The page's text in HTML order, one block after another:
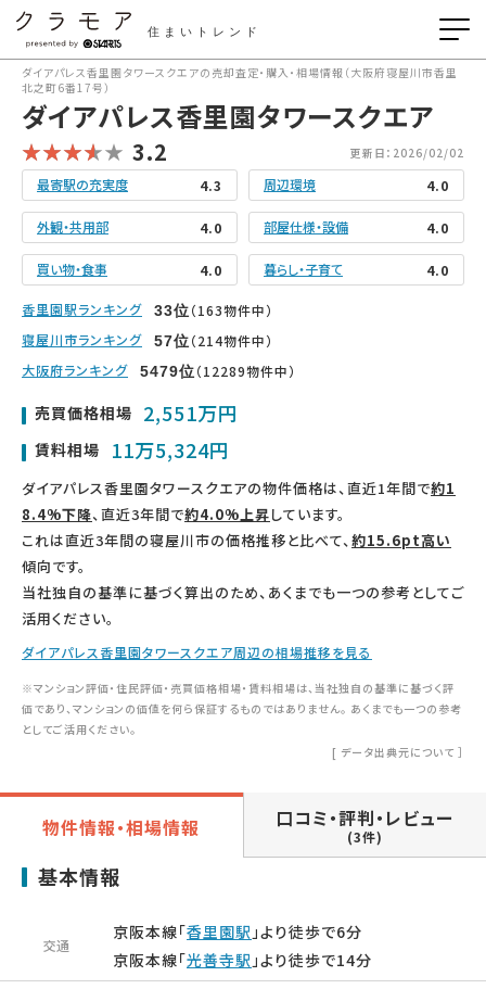
住まいトレンド
ダイアパレス香里園タワースクエアの売却査定・購入・相場情報（大阪府寝屋川市香里
北之町6番17号）
ダイアパレス香里園タワースクエア
3.2 更新日：2026/02/02
最寄駅の充実度 4.3 周辺環境 4.0
外観・共用部 4.0 部屋仕様・設備 4.0
買い物・食事 4.0 暮らし・子育て 4.0
香里園駅ランキング 33位（163物件中）
寝屋川市ランキング
57位（214物件中）
大阪府ランキング
5479位（12289物件中）
売買価格相場 2,551万円
賃料相場 11万5,324円
ダイアパレス香里園タワースクエアの物件価格は、直近1年間で約1
8.4%下降、直近3年間で約4.0%上昇しています。
これは直近3年間の寝屋川市の価格推移と比べて、約15.6pt高い
傾向です。
当社独自の基準に基づく算出のため、あくまでも一つの参考としてご
活用ください。
ダイアパレス香里園タワースクエア周辺の相場推移を見る
※マンション評価・住民評価・売買価格相場・賃料相場は、当社独自の基準に基づく評
価であり、マンションの価値を何ら保証するものではありません。 あくまでも一つの参考
としてご活用ください。
[ データ出典元について ］
物件情報・相場情報 口コミ・評判・レビュー
(3件)
基本情報
交通
京阪本線「香里園駅」より徒歩で6分
京阪本線「光善寺駅」より徒歩で14分